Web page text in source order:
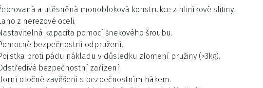
a utěsněná monobloková konstrukce z hliníkové slitiny.
z nerezové oceli.
kapacita pomocí šnekového šroubu.
bezpečnostní odpružení.
proti pádu nákladu v důsledku zlomení pružiny (>3kg).
bezpečnostní zařízení.
otočné zavěšení s bezpečnostním hákem.